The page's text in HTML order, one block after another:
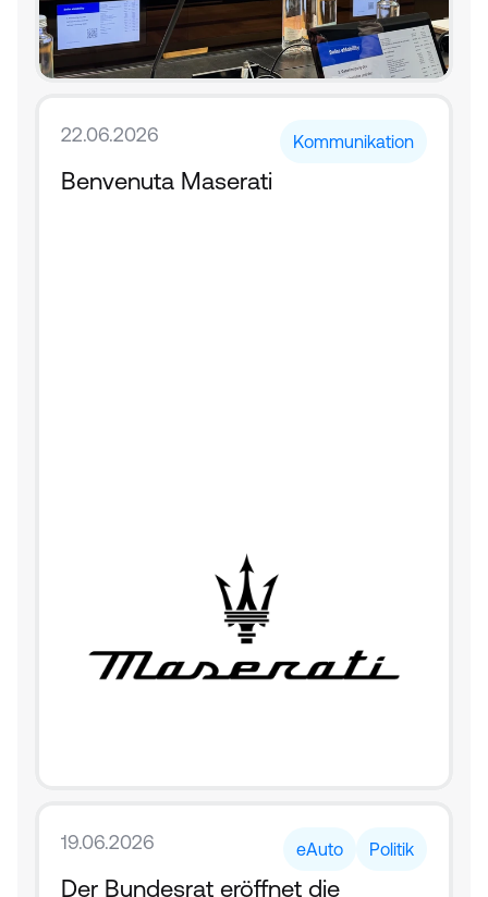
22.06.2026 Kommunikation
Benvenuta Maserati
19.06.2026 eAuto Politik
Der Bundesrat eröffnet die